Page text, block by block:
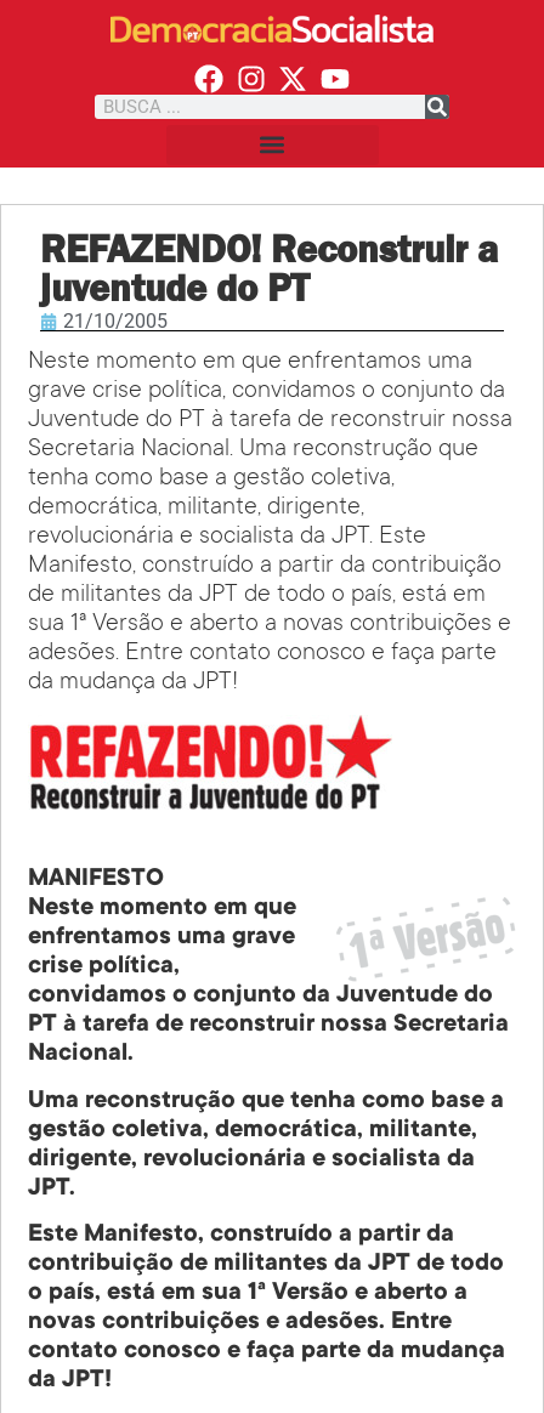
REFAZENDO! Reconstruir a
juventude do PT
21/10/2005
Neste momento em que enfrentamos uma
grave crise política, convidamos o conjunto da
Juventude do PT à tarefa de reconstruir nossa
Secretaria Nacional. Uma reconstrução que
tenha como base a gestão coletiva,
democrática, militante, dirigente,
revolucionária e socialista da JPT. Este
Manifesto, construído a partir da contribuição
de militantes da JPT de todo o país, está em
sua 1ª Versão e aberto a novas contribuições e
adesões. Entre contato conosco e faça parte
da mudança da JPT!
MANIFESTO
Neste momento em que
enfrentamos uma grave
crise política,
convidamos o conjunto da Juventude do
PT à tarefa de reconstruir nossa Secretaria
Nacional.
Uma reconstrução que tenha como base a
gestão coletiva, democrática, militante,
dirigente, revolucionária e socialista da
JPT.
Este Manifesto, construído a partir da
contribuição de militantes da JPT de todo
o país, está em sua 1ª Versão e aberto a
novas contribuições e adesões. Entre
contato conosco e faça parte da mudança
da JPT!